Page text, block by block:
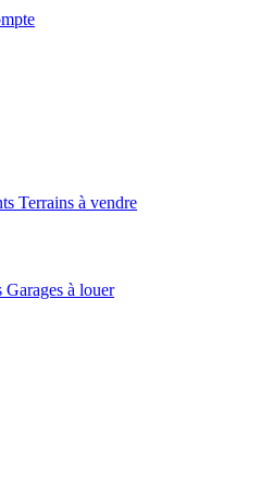
Terrains à vendre
Garages à louer